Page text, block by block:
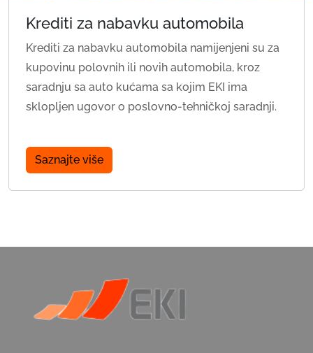
Krediti za nabavku automobila
Krediti za nabavku automobila namijenjeni su za
kupovinu polovnih ili novih automobila, kroz
saradnju sa auto kućama sa kojim EKI ima
sklopljen ugovor o poslovno-tehničkoj saradnji.
Saznajte više